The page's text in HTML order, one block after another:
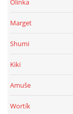
Olinka
Marget
Shumi
Kiki
Amuše
Wortík